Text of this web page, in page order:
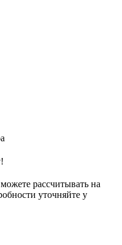
рассчитывать на
уточняйте у